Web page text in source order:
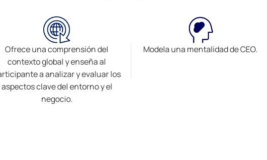
Ofrece una comprensión del
contexto global y enseña al
a analizar y evaluar los
aspectos clave del entorno y el
negocio.
Modela una mentalidad de CEO.